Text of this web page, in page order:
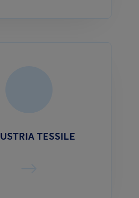
TESSILE